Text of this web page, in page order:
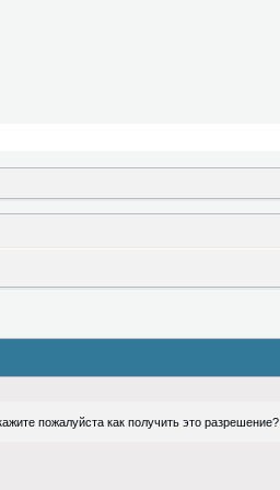
пожалуйста как получить это разрешение?